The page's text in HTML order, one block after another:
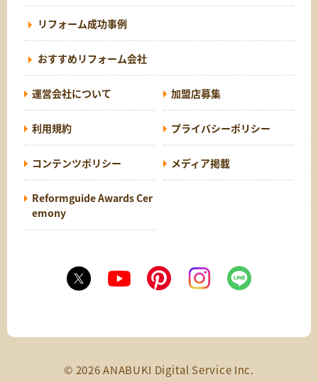
リフォーム成功事例
おすすめリフォーム会社
運営会社について 加盟店募集
利用規約 プライバシーポリシー
コンテンツポリシー メディア掲載
Reformguide Awards Cer
emony
© 2026 ANABUKI Digital Service Inc.